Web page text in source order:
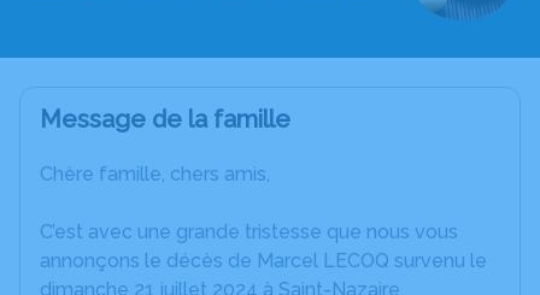
Message de la famille
Chère famille, chers amis,
C’est avec une grande tristesse que nous vous
annonçons le décès de Marcel LECOQ survenu le
dimanche 21 juillet 2024 à Saint-Nazaire.